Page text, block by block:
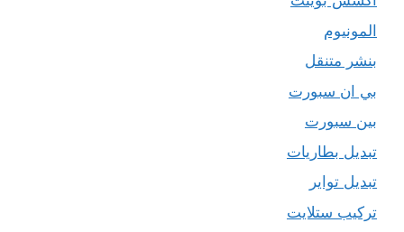
المونيوم
بنشر متنقل
بي ان سبورت
بين سبورت
تبديل بطاريات
تبديل تواير
تركيب ستلايت